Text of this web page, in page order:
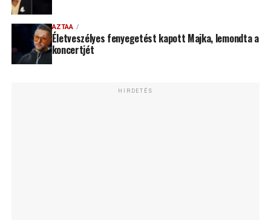
AZTAA
Életveszélyes fenyegetést kapott Majka, lemondta a
koncertjét
HIRDETÉS